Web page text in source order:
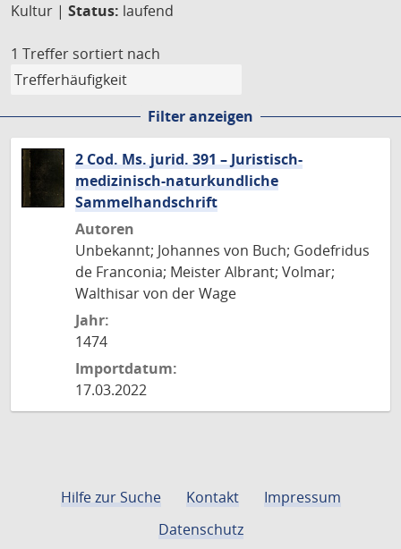
Kultur | Status: laufend
1 Treffer sortiert nach
Filter anzeigen
2 Cod. Ms. jurid. 391 – Juristisch-
medizinisch-naturkundliche
Sammelhandschrift
Autoren
Unbekannt; Johannes von Buch; Godefridus
de Franconia; Meister Albrant; Volmar;
Walthisar von der Wage
Jahr:
1474
Importdatum:
17.03.2022
Hilfe zur Suche Kontakt
Impressum
Datenschutz